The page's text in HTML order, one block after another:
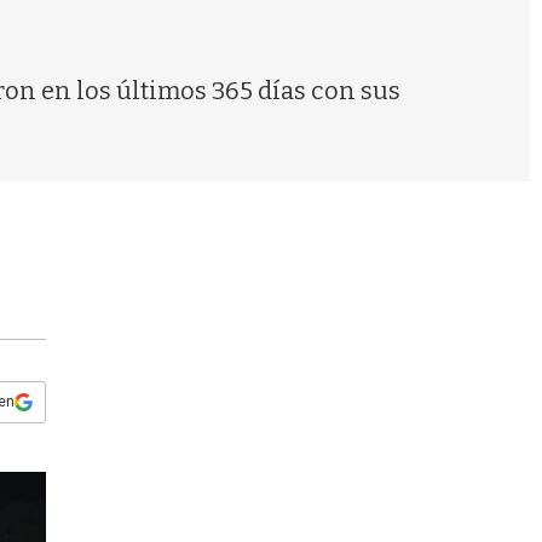
en los últimos 365 días con sus